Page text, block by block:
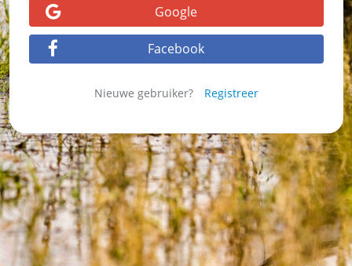
Google
Facebook
Nieuwe gebruiker? Registreer